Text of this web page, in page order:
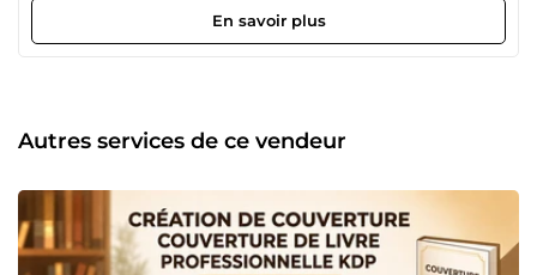
une mise en page soignée et professionnelle 📖 Amazon
KDP &amp; Impression Fichiers PDF print-ready aux
liseuses, tablettes et ordinateurs 🌈 Tous Types de Livres
Romans, développement personnel, guides pratiques,
univers éditorial avec le même soin et la même rigueur
professionnelle 📝 Styles &amp; Encadrés Création de
chartes typographiques, encadrés éditoriaux et hiérarchie
visuelle claire 🎬 Création de Contenu &amp; Montage
En savoir plus
Autres services de ce vendeur